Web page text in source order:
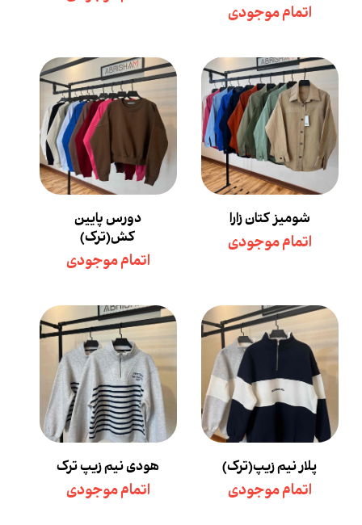
اتمام موجودی
شومیز کتان زارا
اتمام موجودی
دورس پایین
کش(ترک)
اتمام موجودی
پلار نیم زیپ(ترک)
اتمام موجودی
هودی نیم زیپ ترک
اتمام موجودی